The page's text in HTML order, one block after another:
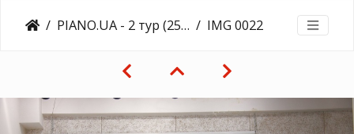
PIANO.UA - 2 тур (25.03.2018) IMG 0022